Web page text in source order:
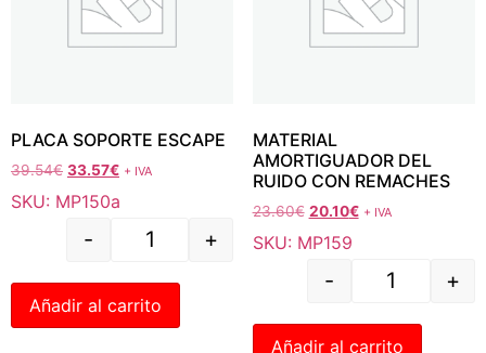
PLACA SOPORTE ESCAPE
39.54€ 33.57€ + IVA
SKU: MP150a
- +
Añadir al carrito
MATERIAL
AMORTIGUADOR DEL
RUIDO CON REMACHES
23.60€ 20.10€ + IVA
SKU: MP159
- +
Añadir al carrito